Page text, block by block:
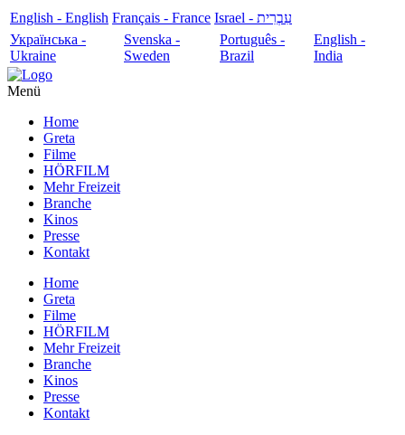
English - English Français - France
עִבְרִית - Israel
Українська -
Ukraine
Svenska -
Sweden
Português -
Brazil
English -
India
Menü
Home
Greta
Filme
HÖRFILM
Mehr Freizeit
Branche
Kinos
Presse
Kontakt
Home
Greta
Filme
HÖRFILM
Mehr Freizeit
Branche
Kinos
Presse
Kontakt